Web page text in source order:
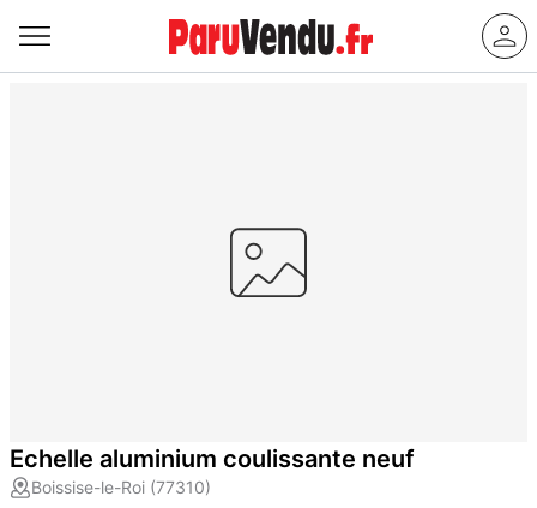
Echelle aluminium coulissante neuf
Boissise-le-Roi (77310)